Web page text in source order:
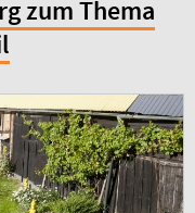
zum Thema